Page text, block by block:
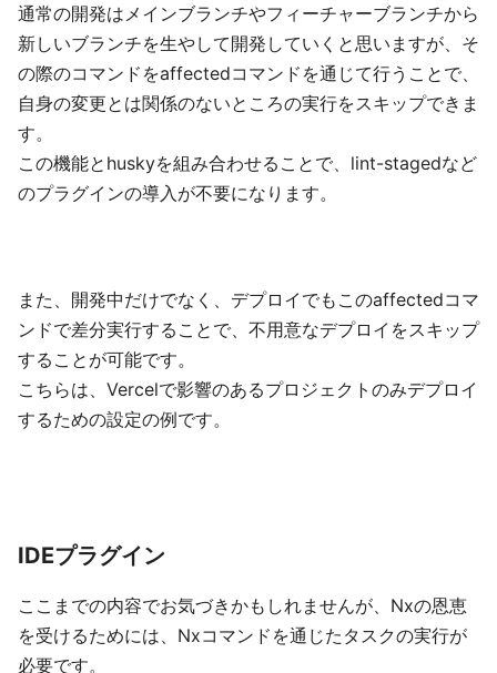
通常の開発はメインブランチやフィーチャーブランチから
新しいブランチを生やして開発していくと思いますが、そ
の際のコマンドをaffectedコマンドを通じて行うことで、
自身の変更とは関係のないところの実行をスキップできま
す。
この機能とhuskyを組み合わせることで、lint-stagedなど
のプラグインの導入が不要になります。
また、開発中だけでなく、デプロイでもこのaffectedコマ
ンドで差分実行することで、不用意なデプロイをスキップ
することが可能です。
こちらは、Vercelで影響のあるプロジェクトのみデプロイ
するための設定の例です。
IDEプラグイン
ここまでの内容でお気づきかもしれませんが、Nxの恩恵
を受けるためには、Nxコマンドを通じたタスクの実行が
必要です。